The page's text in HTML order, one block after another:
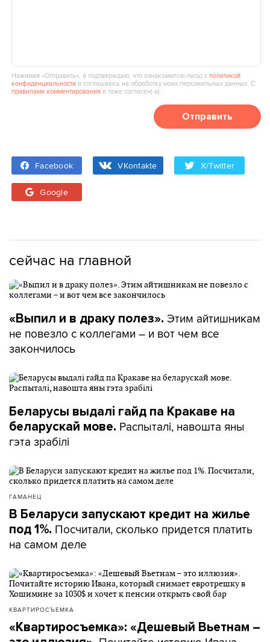
Нажимая «Отправить», я подтверждаю, что ознакомился(‑лась) сполитикой
конфиденциальности и соглашаюсь на обработку моих персональных данных. С
правилами комментирования я тоже согласен(‑а).
Отправить
Facebook VKontakte X/Twitter
Google
сейчас на главной
«Выпил и в драку полез». Этим айтишникам
не повезло с коллегами – и вот чем все
закончилось
Беларусы выдалі гайд па Кракаве на
беларускай мове. Распыталі, навошта яны
гэта зрабілі
ГАМАНЕЦ
В Беларуси запускают кредит на жилье
под 1%. Посчитали, сколько придется платить
на самом деле
КВАРТИРОСЪЕМКА
«Квартиросъемка»: «Дешевый Вьетнам –